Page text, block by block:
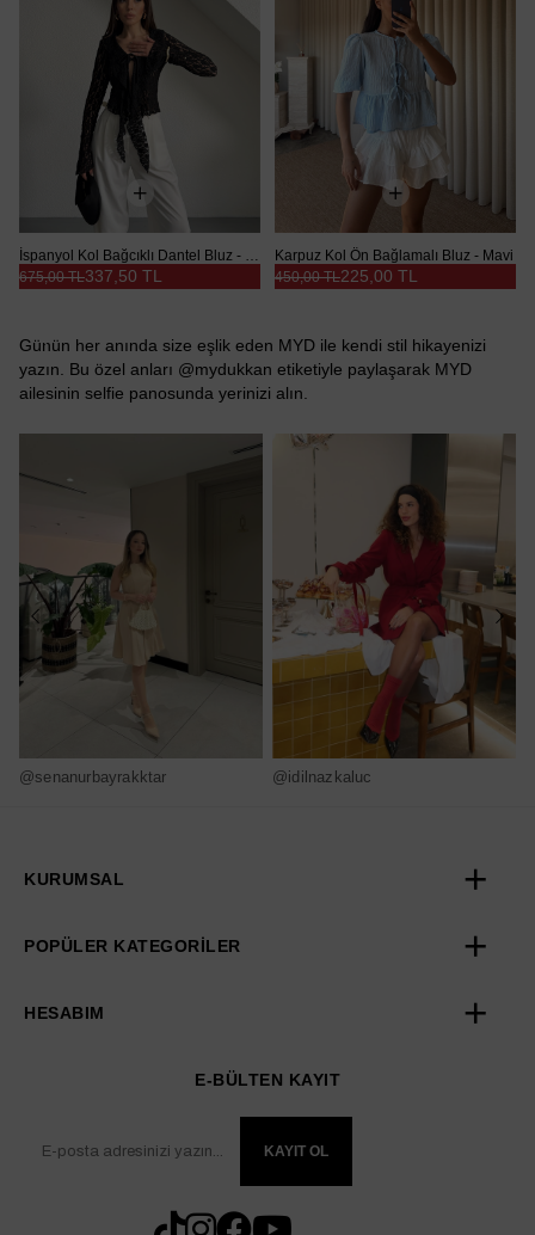
İspanyol Kol Bağcıklı Dantel Bluz - Siyah
337,50 TL
675,00 TL
Karpuz Kol Ön Bağlamalı Bluz - Mavi
225,00 TL
450,00 TL
Günün her anında size eşlik eden MYD ile kendi stil hikayenizi
yazın. Bu özel anları @mydukkan etiketiyle paylaşarak MYD
ailesinin selfie panosunda yerinizi alın.
@senanurbayrakktar @idilnazkaluc
KURUMSAL
POPÜLER KATEGORİLER
HESABIM
E-BÜLTEN KAYIT
KAYIT OL